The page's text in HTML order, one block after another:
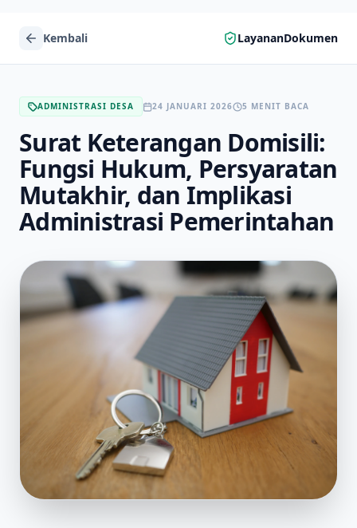
Kembali LayananDokumen
ADMINISTRASI DESA 24 JANUARI 2026 5 MENIT BACA
Surat Keterangan Domisili:
Fungsi Hukum, Persyaratan
Mutakhir, dan Implikasi
Administrasi Pemerintahan